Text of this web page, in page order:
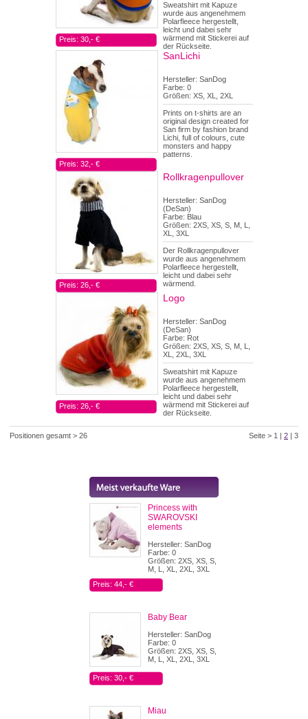
Sweatshirt mit Kapuze
wurde aus angenehmem
Polarfleece hergestellt,
leicht und dabei sehr
wärmend mit Stickerei auf
der Rückseite.
Preis: 30,- €
SanLichi
Hersteller: SanDog
Farbe: 0
Größen: XS, XL, 2XL
Prints on t-shirts are an
original design created for
San firm by fashion brand
Lichi, full of colours, cute
monsters and happy
patterns.
Preis: 32,- €
Rollkragenpullover
Hersteller: SanDog
(DeSan)
Farbe: Blau
Größen: 2XS, XS, S, M, L,
XL, 3XL
Der Rollkragenpullover
wurde aus angenehmem
Polarfleece hergestellt,
leicht und dabei sehr
wärmend.
Preis: 26,- €
Logo
Hersteller: SanDog
(DeSan)
Farbe: Rot
Größen: 2XS, XS, S, M, L,
XL, 2XL, 3XL
Sweatshirt mit Kapuze
wurde aus angenehmem
Polarfleece hergestellt,
leicht und dabei sehr
wärmend mit Stickerei auf
der Rückseite.
Preis: 26,- €
Positionen gesamt > 26 Seite > 1 | 2 | 3
Princess with
SWAROVSKI
elements
Hersteller: SanDog
Farbe: 0
Größen: 2XS, XS, S,
M, L, XL, 2XL, 3XL
Preis: 44,- €
Baby Bear
Hersteller: SanDog
Farbe: 0
Größen: 2XS, XS, S,
M, L, XL, 2XL, 3XL
Preis: 30,- €
Miau